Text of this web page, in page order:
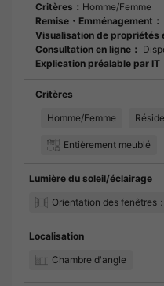
Critères： Homme/Femme
Remise・Emménagement：
Visualisation de propriétés
Consultation en ligne：
Explication préalable par IT
Critères
Homme/Femme
Entièrement meublé
Lumière du soleil/éclairage
Orientation des fenêtres
Localisation
Chambre d'angle